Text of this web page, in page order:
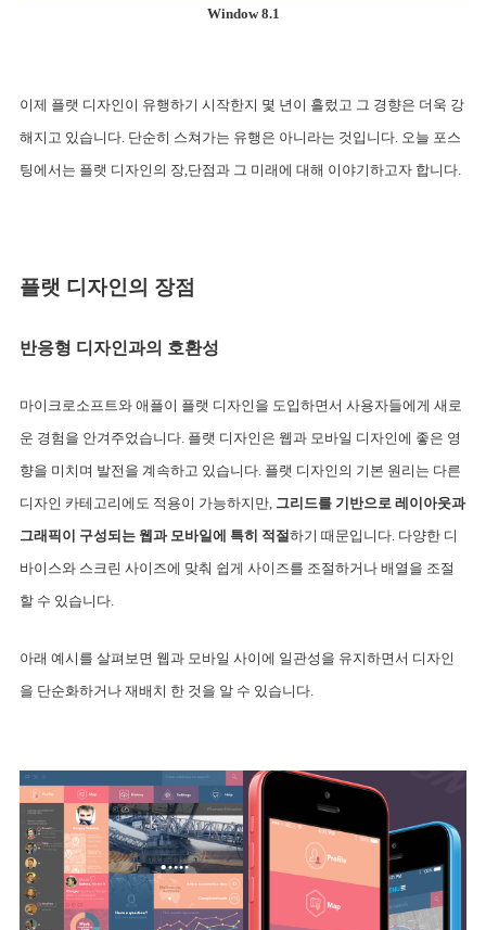
Window 8.1
이제 플랫 디자인이 유행하기 시작한지 몇 년이 흘렀고 그 경향은 더욱 강
해지고 있습니다. 단순히 스쳐가는 유행은 아니라는 것입니다. 오늘 포스
팅에서는 플랫 디자인의 장,단점과 그 미래에 대해 이야기하고자 합니다.
플랫 디자인의 장점
반응형 디자인과의 호환성
마이크로소프트와 애플이 플랫 디자인을 도입하면서 사용자들에게 새로
운 경험을 안겨주었습니다. 플랫 디자인은 웹과 모바일 디자인에 좋은 영
향을 미치며 발전을 계속하고 있습니다. 플랫 디자인의 기본 원리는 다른
디자인 카테고리에도 적용이 가능하지만, 그리드를 기반으로 레이아웃과
그래픽이 구성되는 웹과 모바일에 특히 적절하기 때문입니다. 다양한 디
바이스와 스크린 사이즈에 맞춰 쉽게 사이즈를 조절하거나 배열을 조절
할 수 있습니다.
아래 예시를 살펴보면 웹과 모바일 사이에 일관성을 유지하면서 디자인
을 단순화하거나 재배치 한 것을 알 수 있습니다.